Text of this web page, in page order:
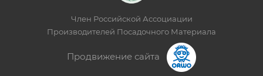
Член Российской Ассоциации
Производителей Посадочного Материала
Продвижение сайта